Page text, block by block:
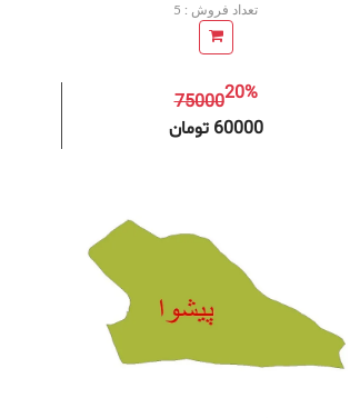
تعداد فروش : 5
7500020%
60000 تومان